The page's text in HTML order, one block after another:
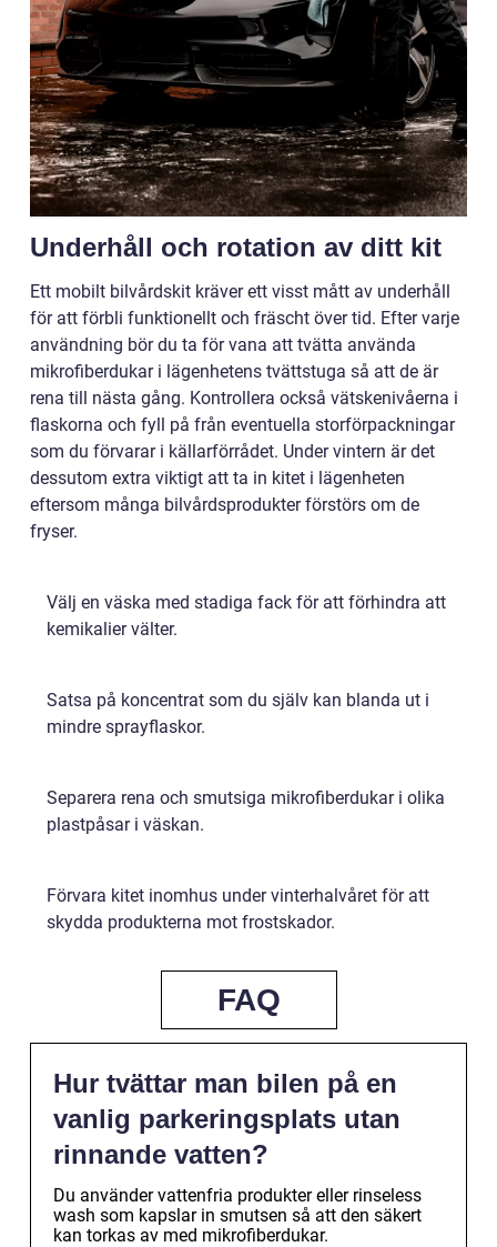
Underhåll och rotation av ditt kit
Ett mobilt bilvårdskit kräver ett visst mått av underhåll
för att förbli funktionellt och fräscht över tid. Efter varje
användning bör du ta för vana att tvätta använda
mikrofiberdukar i lägenhetens tvättstuga så att de är
rena till nästa gång. Kontrollera också vätskenivåerna i
flaskorna och fyll på från eventuella storförpackningar
som du förvarar i källarförrådet. Under vintern är det
dessutom extra viktigt att ta in kitet i lägenheten
eftersom många bilvårdsprodukter förstörs om de
fryser.
Välj en väska med stadiga fack för att förhindra att
kemikalier välter.
Satsa på koncentrat som du själv kan blanda ut i
mindre sprayflaskor.
Separera rena och smutsiga mikrofiberdukar i olika
plastpåsar i väskan.
Förvara kitet inomhus under vinterhalvåret för att
skydda produkterna mot frostskador.
FAQ
Hur tvättar man bilen på en
vanlig parkeringsplats utan
rinnande vatten?
Du använder vattenfria produkter eller rinseless
wash som kapslar in smutsen så att den säkert
kan torkas av med mikrofiberdukar.